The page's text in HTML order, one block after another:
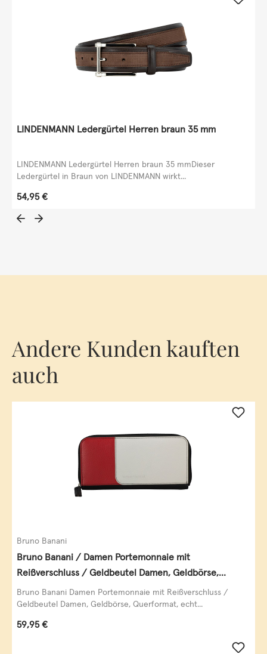
LINDENMANN Ledergürtel Herren braun 35 mm
LINDENMANN Ledergürtel Herren braun 35 mmDieser
Ledergürtel in Braun von LINDENMANN wirkt...
Regulärer Preis:
54,95 €
Andere Kunden kauften
auch
Bruno Banani
Bruno Banani / Damen Portemonnaie mit
Reißverschluss / Geldbeutel Damen, Geldbörse,
Querformat, echt Leder, black/white/red
Bruno Banani Damen Portemonnaie mit Reißverschluss /
Geldbeutel Damen, Geldbörse, Querformat, echt...
Regulärer Preis:
59,95 €